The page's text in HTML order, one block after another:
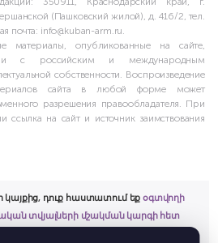
(Пашковский жилой), д. 416/2, тел.
почта: info@kuban-arm.ru.
опубликованные на сайте,
с российским и международным
собственности. Воспроизведение
сайта в любой форме может
разрешения правообладателя. При
ссылка на сайт и источник заимствования
կայքից, դուք հաստատում եքօգտվողի
տվյալների մշակման կարգի հետ